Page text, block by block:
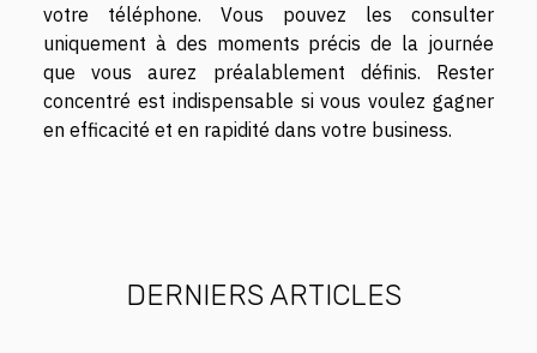
votre téléphone. Vous pouvez les consulter
uniquement à des moments précis de la journée
que vous aurez préalablement définis. Rester
concentré est indispensable si vous voulez gagner
en efficacité et en rapidité dans votre business.
DERNIERS ARTICLES